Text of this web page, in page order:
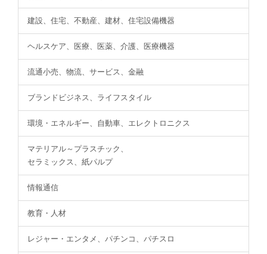
建設、住宅、不動産、建材、住宅設備機器
ヘルスケア、医療、医薬、介護、医療機器
流通小売、物流、サービス、金融
ブランドビジネス、ライフスタイル
環境・エネルギー、自動車、エレクトロニクス
マテリアル～プラスチック、
セラミックス、紙パルプ
情報通信
教育・人材
レジャー・エンタメ、パチンコ、パチスロ